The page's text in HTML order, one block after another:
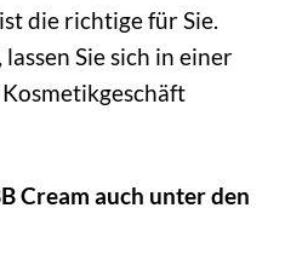
die richtige für Sie.
Sie sich in einer
Cream auch unter den